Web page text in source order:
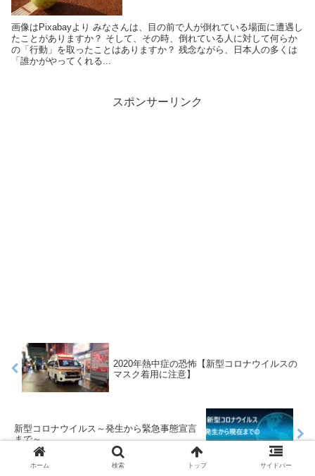
画像はPixabayより みなさんは、目の前で人が倒れている場面に遭遇し
たことがありますか？ そして、その時、倒れている人に対して何らか
の「行動」を取ったことはありますか？ 残念ながら、日本人の多くは
「誰かがやってくれる...
スポンサーリンク
2020年熱中症の恐怖【新型コロナウイルスの
マスク着用に注意】
新型コロナウイルス～発生から緊急事態宣言
まで～
ホーム 検索 トップ サイドバー